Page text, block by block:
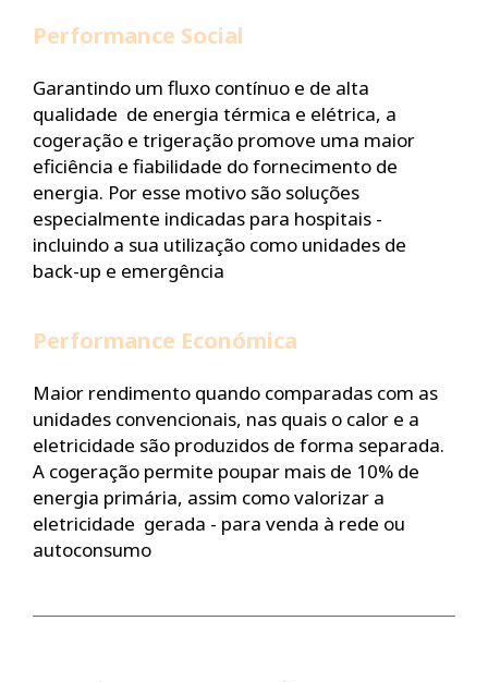
Performance Social
Garantindo um fluxo contínuo e de alta
qualidade de energia térmica e elétrica, a
cogeração e trigeração promove uma maior
eficiência e fiabilidade do fornecimento de
energia. Por esse motivo são soluções
especialmente indicadas para hospitais -
incluindo a sua utilização como unidades de
back-up e emergência
Performance Económica
Maior rendimento quando comparadas com as
unidades convencionais, nas quais o calor e a
eletricidade são produzidos de forma separada.
A cogeração permite poupar mais de 10% de
energia primária, assim como valorizar a
eletricidade gerada - para venda à rede ou
autoconsumo